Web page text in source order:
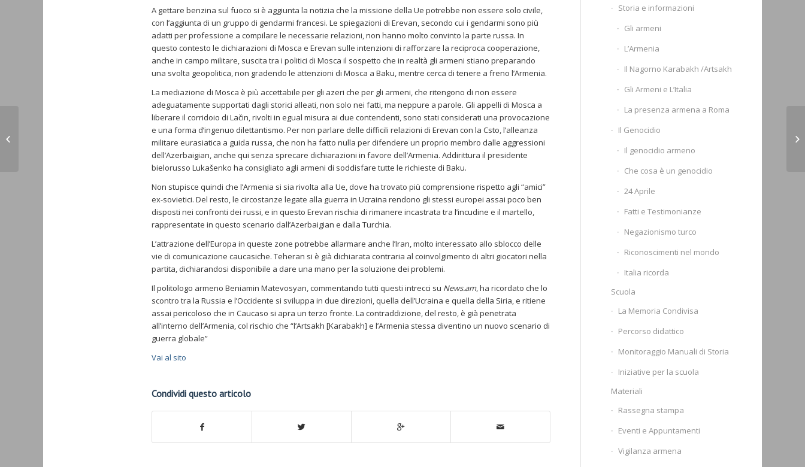
A gettare benzina sul fuoco si è aggiunta la notizia che la missione della Ue potrebbe non essere solo civile,
con l’aggiunta di un gruppo di gendarmi francesi. Le spiegazioni di Erevan, secondo cui i gendarmi sono più
adatti per professione a compilare le necessarie relazioni, non hanno molto convinto la parte russa. In
questo contesto le dichiarazioni di Mosca e Erevan sulle intenzioni di rafforzare la reciproca cooperazione,
anche in campo militare, suscita tra i politici di Mosca il sospetto che in realtà gli armeni stiano preparando
una svolta geopolitica, non gradendo le attenzioni di Mosca a Baku, mentre cerca di tenere a freno l’Armenia.
La mediazione di Mosca è più accettabile per gli azeri che per gli armeni, che ritengono di non essere
adeguatamente supportati dagli storici alleati, non solo nei fatti, ma neppure a parole. Gli appelli di Mosca a
liberare il corridoio di Lačin, rivolti in egual misura ai due contendenti, sono stati considerati una provocazione
e una forma d’ingenuo dilettantismo. Per non parlare delle difficili relazioni di Erevan con la Csto, l’alleanza
militare eurasiatica a guida russa, che non ha fatto nulla per difendere un proprio membro dalle aggressioni
dell’Azerbaigian, anche qui senza sprecare dichiarazioni in favore dell’Armenia. Addirittura il presidente
bielorusso Lukašenko ha consigliato agli armeni di soddisfare tutte le richieste di Baku.
Non stupisce quindi che l’Armenia si sia rivolta alla Ue, dove ha trovato più comprensione rispetto agli “amici”
ex-sovietici. Del resto, le circostanze legate alla guerra in Ucraina rendono gli stessi europei assai poco ben
disposti nei confronti dei russi, e in questo Erevan rischia di rimanere incastrata tra l’incudine e il martello,
rappresentate in questo scenario dall’Azerbaigian e dalla Turchia.
L’attrazione dell’Europa in queste zone potrebbe allarmare anche l’Iran, molto interessato allo sblocco delle
vie di comunicazione caucasiche. Teheran si è già dichiarata contraria al coinvolgimento di altri giocatori nella
partita, dichiarandosi disponibile a dare una mano per la soluzione dei problemi.
Il politologo armeno Beniamin Matevosyan, commentando tutti questi intrecci su News.am, ha ricordato che lo
scontro tra la Russia e l’Occidente si sviluppa in due direzioni, quella dell’Ucraina e quella della Siria, e ritiene
assai pericoloso che in Caucaso si apra un terzo fronte. La contraddizione, del resto, è già penetrata
all’interno dell’Armenia, col rischio che “l’Artsakh [Karabakh] e l’Armenia stessa diventino un nuovo scenario di
guerra globale”
Vai al sito
Condividi questo articolo
Storia e informazioni
Gli armeni
L’Armenia
Il Nagorno Karabakh /Artsakh
Gli Armeni e L’Italia
La presenza armena a Roma
Il Genocidio
Il genocidio armeno
Che cosa è un genocidio
24 Aprile
Fatti e Testimonianze
Negazionismo turco
Riconoscimenti nel mondo
Italia ricorda
Scuola
La Memoria Condivisa
Percorso didattico
Monitoraggio Manuali di Storia
Iniziative per la scuola
Materiali
Rassegna stampa
Eventi e Appuntamenti
Vigilanza armena